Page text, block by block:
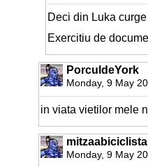
Deci din Luka
Exercitiu de
PorculdeYork
Monday, 9 May
in viata vietilor mele
mitzaabiciclista
Monday, 9 May